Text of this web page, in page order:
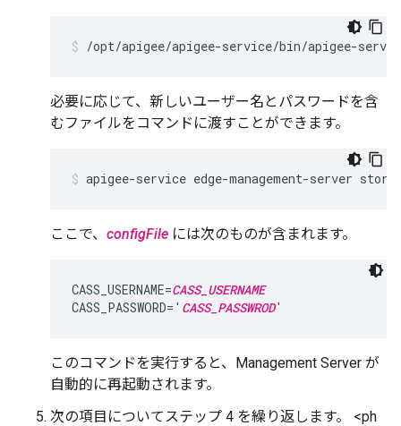
/opt/apigee/apigee-service/bin/apigee-
必要に応じて、新しいユーザー名とパスワードを含
むファイルをコマンドに渡すことができます。
apigee-service edge-management-server
ここで、 configFile には次のものが含まれます。
CASS_USERNAME=CASS_USERNAME
CASS_PASSWORD=' CASS_PASSWROD'
このコマンドを実行すると、Management Server が
自動的に再起動されます。
次の項目についてステップ 4 を繰り返します。 <ph